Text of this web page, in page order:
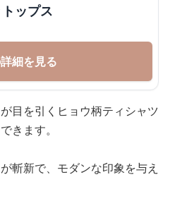
ップス
細を見る
目を引くヒョウ柄ティシャツ
きます。
斬新で、モダンな印象を与え